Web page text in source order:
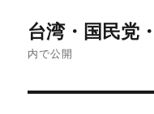
稿
台湾・国民党
内で公開